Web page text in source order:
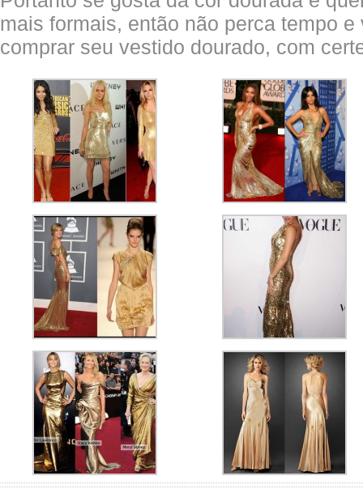
mais formais, então não perca tempo
comprar seu vestido dourado, com